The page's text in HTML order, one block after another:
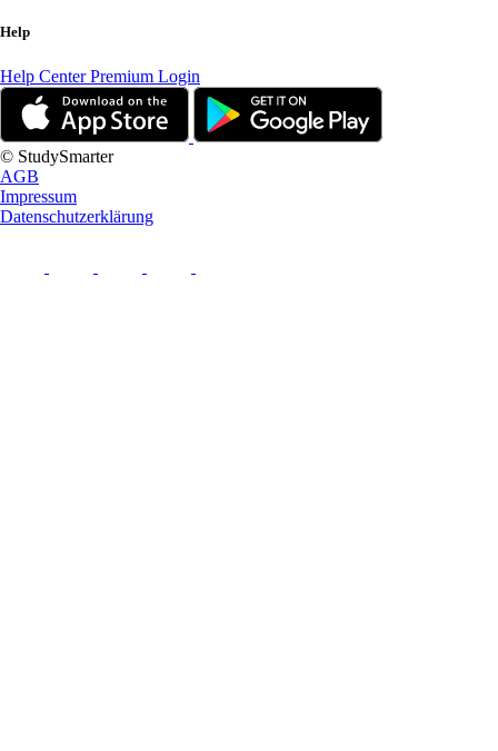
Help
Help CenterPremium Login
© StudySmarter
AGB
Impressum
Datenschutzerklärung